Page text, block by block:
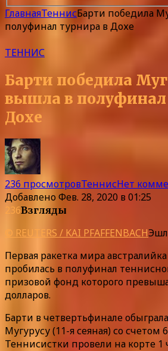
ГлавнаяТеннисБарти победила
полуфинал турнира в Дохе
ТЕННИС
Барти победила
вышла в полуфинал
Дохе
236 просмотровТеннисНет
ДобавленоФев. 28, 2020 в 01:25
236Взгляды
© REUTERS / KAI PFAFFENBACH
Первая ракетка мира австралийка
пробилась в полуфинал
призовой фонд которого
долларов.
Барти в четвертьфинале
Мугурусу (11-я сеяная) со счетом
Теннисистки провели на корте 1